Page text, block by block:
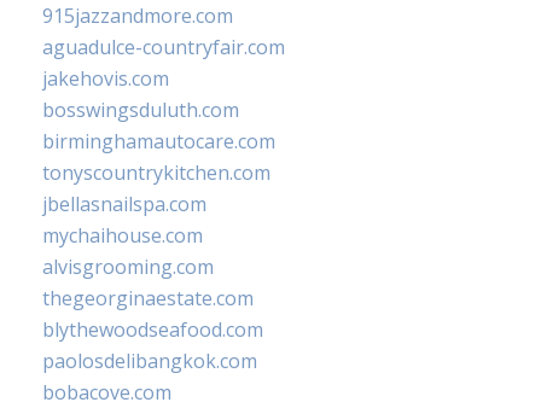
915jazzandmore.com
aguadulce-countryfair.com
jakehovis.com
bosswingsduluth.com
birminghamautocare.com
tonyscountrykitchen.com
jbellasnailspa.com
mychaihouse.com
alvisgrooming.com
thegeorginaestate.com
blythewoodseafood.com
paolosdelibangkok.com
bobacove.com